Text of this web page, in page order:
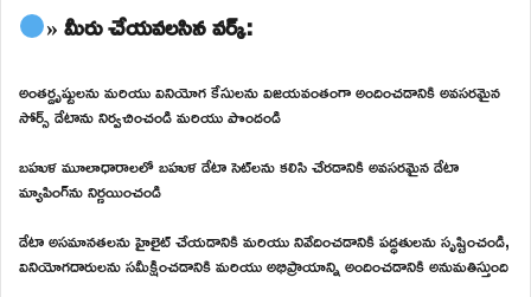
» మీరు చేయవలసిన వర్క్:
అంతర్దృష్టులను మరియు వినియోగ కేసులను విజయవంతంగా అందించడానికి అవసరమైన
సోర్స్ డేటాను నిర్వచించండి మరియు పొందండి
బహుళ మూలాధారాలలో బహుళ డేటా సెట్‌లను కలిసి చేరడానికి అవసరమైన డేటా
మ్యాపింగ్‌ను నిర్ణయించండి
డేటా అసమానతలను హైలైట్ చేయడానికి మరియు నివేదించడానికి పద్ధతులను సృష్టించండి,
వినియోగదారులను సమీక్షించడానికి మరియు అభిప్రాయాన్ని అందించడానికి అనుమతిస్తుంది